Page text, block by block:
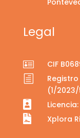
Legal
 CIF
h
(1/

 Xplora